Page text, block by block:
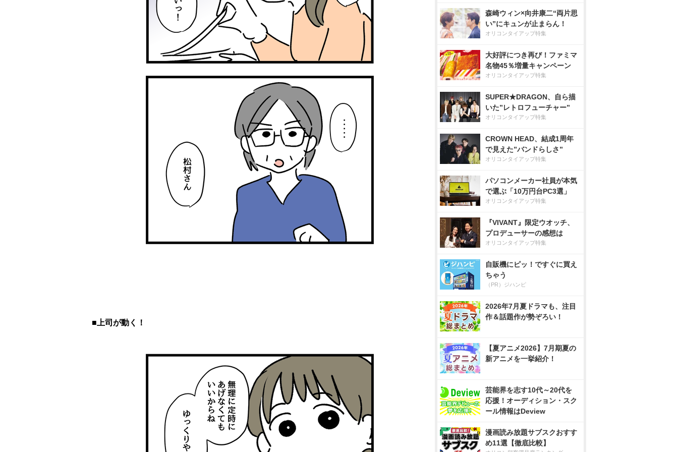
■上司が動く！
森崎ウィン×向井康二“両片思
い”にキュンが止まらん！
オリコンタイアップ特集
大好評につき再び！ファミマ
名物45％増量キャンペーン
オリコンタイアップ特集
SUPER★DRAGON、自ら描
いた”レトロフューチャー”
オリコンタイアップ特集
CROWN HEAD、結成1周年
で見えた”バンドらしさ”
オリコンタイアップ特集
パソコンメーカー社員が本気
で選ぶ「10万円台PC3選」
オリコンタイアップ特集
『VIVANT』限定ウオッチ、
プロデューサーの感想は
オリコンタイアップ特集
自販機にピッ！ですぐに買え
ちゃう
（PR）ジハンピ
2026年7月夏ドラマも、注目
作＆話題作が勢ぞろい！
【夏アニメ2026】7月期夏の
新アニメを一挙紹介！
芸能界を志す10代～20代を
応援！オーディション・スク
ール情報はDeview
漫画読み放題サブスクおすす
め11選【徹底比較】